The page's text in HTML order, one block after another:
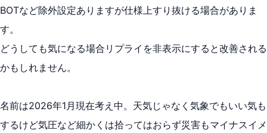
BOTなど除外設定ありますが仕様上すり抜ける場合がありま
す。
どうしても気になる場合リプライを非表示にすると改善される
かもしれません。
名前は2026年1月現在考え中。天気じゃなく気象でもいい気も
するけど気圧など細かくは拾ってはおらず災害もマイナスイメ